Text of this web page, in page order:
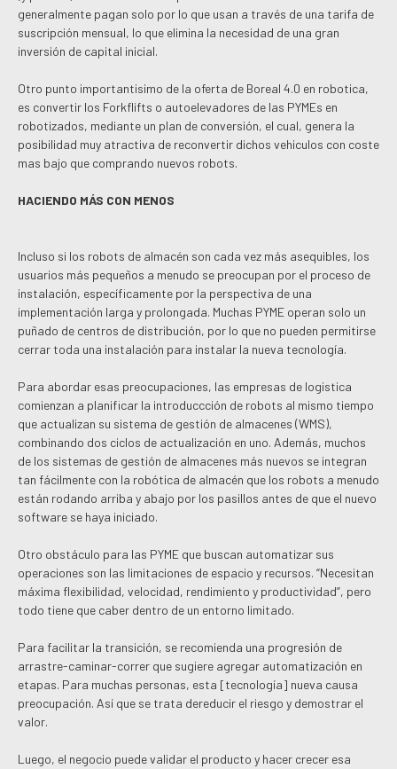
generalmente pagan solo por lo que usan a través de una tarifa de
suscripción mensual, lo que elimina la necesidad de una gran
inversión de capital inicial.
Otro punto importantisimo de la oferta de Boreal 4.0 en robotica,
es convertir los Forkflifts o autoelevadores de las PYMEs en
robotizados, mediante un plan de conversión, el cual, genera la
posibilidad muy atractiva de reconvertir dichos vehiculos con coste
mas bajo que comprando nuevos robots.
HACIENDO MÁS CON MENOS
Incluso si los robots de almacén son cada vez más asequibles, los
usuarios más pequeños a menudo se preocupan por el proceso de
instalación, específicamente por la perspectiva de una
implementación larga y prolongada. Muchas PYME operan solo un
puñado de centros de distribución, por lo que no pueden permitirse
cerrar toda una instalación para instalar la nueva tecnología.
Para abordar esas preocupaciones, las empresas de logistica
comienzan a planificar la introduccción de robots al mismo tiempo
que actualizan su sistema de gestión de almacenes (WMS),
combinando dos ciclos de actualización en uno. Además, muchos
de los sistemas de gestión de almacenes más nuevos se integran
tan fácilmente con la robótica de almacén que los robots a menudo
están rodando arriba y abajo por los pasillos antes de que el nuevo
software se haya iniciado.
Otro obstáculo para las PYME que buscan automatizar sus
operaciones son las limitaciones de espacio y recursos. “Necesitan
máxima flexibilidad, velocidad, rendimiento y productividad”, pero
todo tiene que caber dentro de un entorno limitado.
Para facilitar la transición, se recomienda una progresión de
arrastre-caminar-correr que sugiere agregar automatización en
etapas. Para muchas personas, esta [tecnología] nueva causa
preocupación. Así que se trata dereducir el riesgo y demostrar el
valor.
Luego, el negocio puede validar el producto y hacer crecer esa